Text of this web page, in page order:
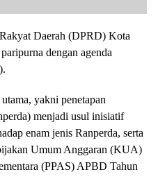
Daerah (DPRD) Kota
dengan agenda
yakni penetapan
menjadi usul inisiatif
enam jenis Ranperda, serta
Umum Anggaran (KUA)
(PPAS) APBD Tahun